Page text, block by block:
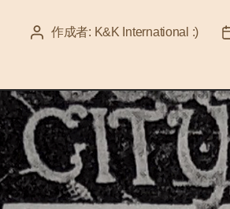
投 作成者: K&K International :)